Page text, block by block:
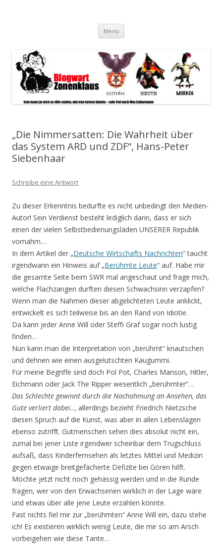
spiegeln im wesentlichen den Gesundheitszustand dieser unserer
Menü Zum
springen
„Die Nimmersatten: Die Wahrheit über
das System ARD und ZDF“, Hans-Peter
Siebenhaar
Schreibe eine Antwort
Zu dieser Erkenntnis bedurfte es nicht unbedingt den Medien-
Autor! Sein Verdienst besteht lediglich darin, dass er sich
einen der vielen Selbstbedienungsläden UNSERER Republik
vornahm…
In dem Artikel der „Deutsche Wirtschafts Nachrichten“ taucht
irgendwann ein Hinweis auf „Berühmte Leute“ auf. Habe mir
die gesamte Seite beim SWR mal angeschaut und frage mich,
welche Flachzangen durften diesen Schwachsinn verzapfen?
Wenn man die Nahmen dieser abgelichteten Leute anklickt,
entwickelt es sich teilweise bis an den Rand von Idiotie.
Da kann jeder Anne Will oder Steffi Graf sogar noch lustig
finden…
Nun kann man die Interpretation von „berühmt“ knautschen
und dehnen wie einen ausgelutschten Kaugummi.
Für meine Begriffe sind doch Pol Pot, Charles Manson, Hitler,
Eichmann oder Jack The Ripper wesentlich „berühmter“…
Das Schlechte gewinnt durch die Nachahmung an Ansehen, das
Gute verliert dabei.., allerdings bezieht Friedrich Nietzsche
diesen Spruch auf die Kunst, was aber in allen Lebenslagen
ebenso zutrifft. Gutmenschen sehen dies absolut nicht ein,
zumal bei jener Liste irgendwer scheinbar dem Trugschluss
aufsaß, dass Kinderfernsehen als letztes Mittel und Medizin
gegen etwaige breitgefächerte Defizite bei Gören hilft.
Möchte jetzt nicht noch gehässig werden und in die Runde
fragen, wer von den Erwachsenen wirklich in der Lage wäre
und etwas über alle jene Leute erzählen könnte.
Fast nichts fiel mir zur „berühmten“ Anne Will ein, dazu stehe
ich! Es existieren wirklich wenig Leute, die mir so am Arsch
vorbeigehen wie diese Tante…